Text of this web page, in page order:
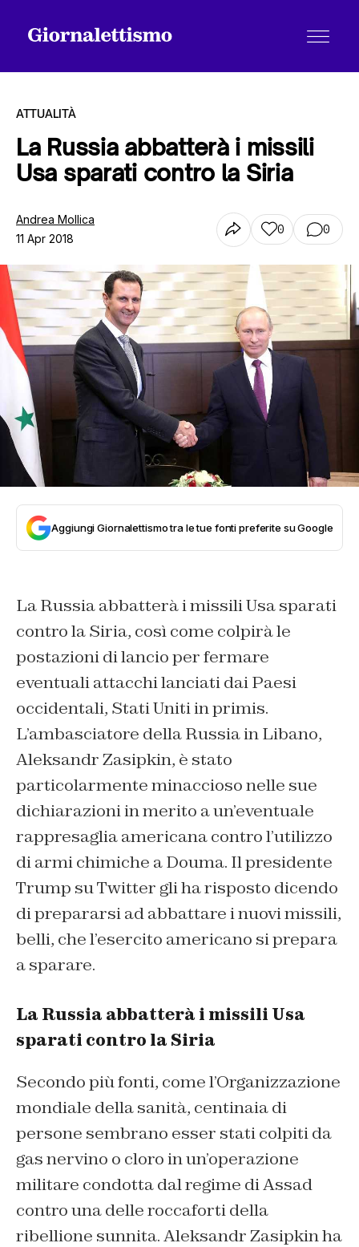
Tutti gli articoli
Chi siamo
Contatti
ATTUALITÀ
La Russia abbatterà i missili
Usa sparati contro la Siria
Andrea Mollica
11 Apr 2018
0 0
Aggiungi Giornalettismo tra le tue fonti preferite su Google
La Russia abbatterà i missili Usa sparati
contro la Siria, così come colpirà le
postazioni di lancio per fermare
eventuali attacchi lanciati dai Paesi
occidentali, Stati Uniti in primis.
L’ambasciatore della Russia in Libano,
Aleksandr Zasipkin, è stato
particolarmente minaccioso nelle sue
dichiarazioni in merito a un’eventuale
rappresaglia americana contro l’utilizzo
di armi chimiche a Douma. Il presidente
Trump su Twitter gli ha risposto dicendo
di prepararsi ad abbattare i nuovi missili,
belli, che l’esercito americano si prepara
a sparare.
La Russia abbatterà i missili Usa
sparati contro la Siria
Secondo più fonti, come l’Organizzazione
mondiale della sanità, centinaia di
persone sembrano esser stati colpiti da
gas nervino o cloro in un’operazione
militare condotta dal regime di Assad
contro una delle roccaforti della
ribellione sunnita. Aleksandr Zasipkin ha